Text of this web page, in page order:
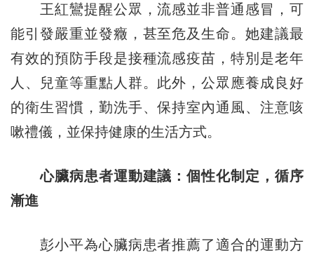
王紅鸞提醒公眾，流感並非普通感冒，可
能引發嚴重並發癥，甚至危及生命。她建議最
有效的預防手段是接種流感疫苗，特別是老年
人、兒童等重點人群。此外，公眾應養成良好
的衛生習慣，勤洗手、保持室內通風、注意咳
嗽禮儀，並保持健康的生活方式。
心臟病患者運動建議：個性化制定，循序
漸進
彭小平為心臟病患者推薦了適合的運動方